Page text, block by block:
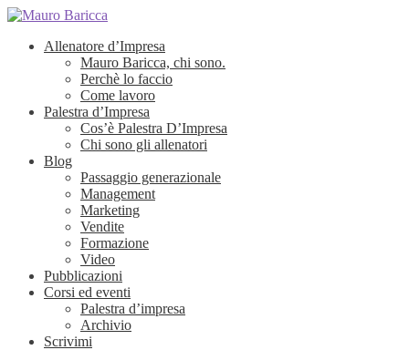
Allenatore d’Impresa
Mauro Baricca, chi sono.
Perchè lo faccio
Come lavoro
Palestra d’Impresa
Cos’è Palestra D’Impresa
Chi sono gli allenatori
Blog
Passaggio generazionale
Management
Marketing
Vendite
Formazione
Video
Pubblicazioni
Corsi ed eventi
Palestra d’impresa
Archivio
Scrivimi